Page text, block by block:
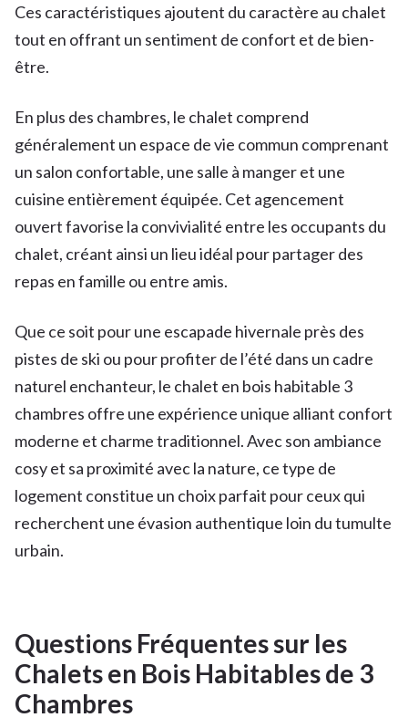
Ces caractéristiques ajoutent du caractère au chalet
tout en offrant un sentiment de confort et de bien-
être.
En plus des chambres, le chalet comprend
généralement un espace de vie commun comprenant
un salon confortable, une salle à manger et une
cuisine entièrement équipée. Cet agencement
ouvert favorise la convivialité entre les occupants du
chalet, créant ainsi un lieu idéal pour partager des
repas en famille ou entre amis.
Que ce soit pour une escapade hivernale près des
pistes de ski ou pour profiter de l’été dans un cadre
naturel enchanteur, le chalet en bois habitable 3
chambres offre une expérience unique alliant confort
moderne et charme traditionnel. Avec son ambiance
cosy et sa proximité avec la nature, ce type de
logement constitue un choix parfait pour ceux qui
recherchent une évasion authentique loin du tumulte
urbain.
Questions Fréquentes sur les
Chalets en Bois Habitables de 3
Chambres